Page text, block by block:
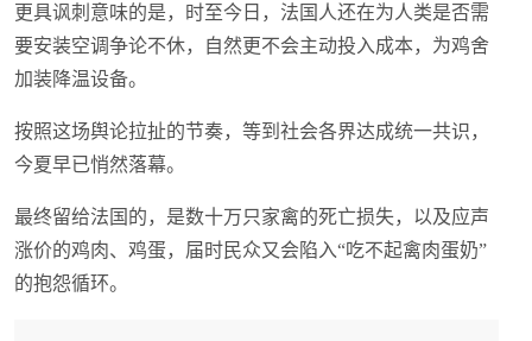
更具讽刺意味的是，时至今日，法国人还在为人类是否需
要安装空调争论不休，自然更不会主动投入成本，为鸡舍
加装降温设备。
按照这场舆论拉扯的节奏，等到社会各界达成统一共识，
今夏早已悄然落幕。
最终留给法国的，是数十万只家禽的死亡损失，以及应声
涨价的鸡肉、鸡蛋，届时民众又会陷入“吃不起禽肉蛋奶”
的抱怨循环。